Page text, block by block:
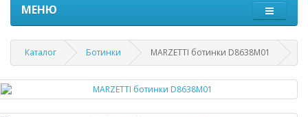
МЕНЮ
Каталог Ботинки MARZETTI ботинки D8638M01